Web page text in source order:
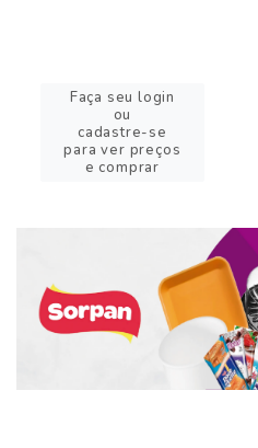
Faça seu login
ou
cadastre-se
para ver preços
e comprar